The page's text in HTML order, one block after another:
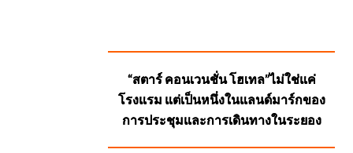
“สตาร์ คอนเวนชั่น โฮเทล”ไม่ใช่แค่
โรงแรม แต่เป็นหนึ่งในแลนด์มาร์กของ
การประชุมและการเดินทางในระยอง